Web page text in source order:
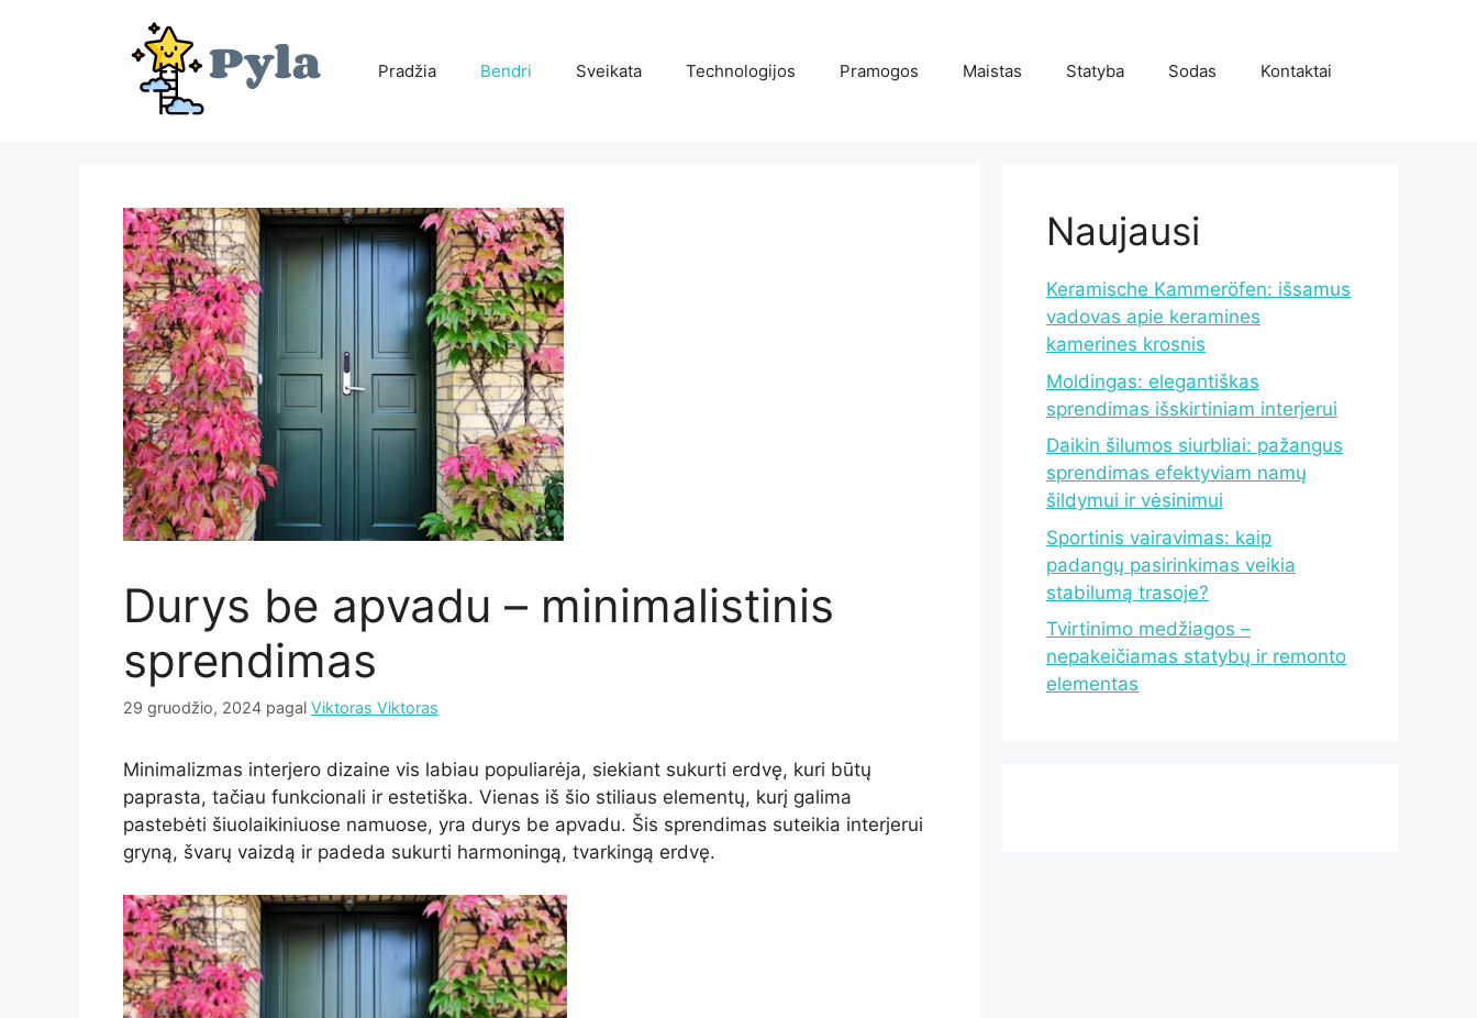
Pradžia Bendri Sveikata Technologijos Pramogos Maistas Statyba Sodas Kontaktai
Durys be apvadu – minimalistinis
sprendimas
29 gruodžio, 2024 pagal Viktoras Viktoras
Minimalizmas interjero dizaine vis labiau populiarėja, siekiant sukurti erdvę, kuri būtų
paprasta, tačiau funkcionali ir estetiška. Vienas iš šio stiliaus elementų, kurį galima
pastebėti šiuolaikiniuose namuose, yra durys be apvadu. Šis sprendimas suteikia interjerui
gryną, švarų vaizdą ir padeda sukurti harmoningą, tvarkingą erdvę.
Naujausi
Keramische Kammeröfen: išsamus
vadovas apie keramines
kamerines krosnis
Moldingas: elegantiškas
sprendimas išskirtiniam interjerui
Daikin šilumos siurbliai: pažangus
sprendimas efektyviam namų
šildymui ir vėsinimui
Sportinis vairavimas: kaip
padangų pasirinkimas veikia
stabilumą trasoje?
Tvirtinimo medžiagos –
nepakeičiamas statybų ir remonto
elementas